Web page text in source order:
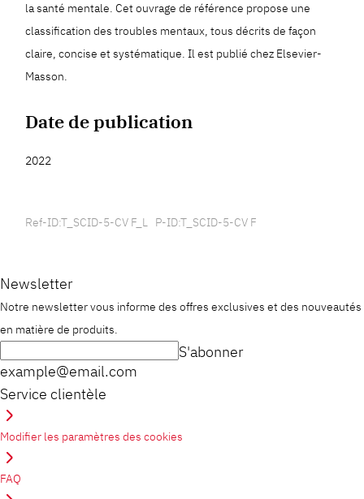
la santé mentale. Cet ouvrage de référence propose une
classification des troubles mentaux, tous décrits de façon
claire, concise et systématique. Il est publié chez Elsevier-
Masson.
Date de publication
2022
Ref-ID:T_SCID-5-CV F_L P-ID:T_SCID-5-CV F
Newsletter
Notre newsletter vous informe des offres exclusives et des nouveautés
en matière de produits.
example@email.com
S'abonner
Service clientèle
Modifier les paramètres des cookies
FAQ